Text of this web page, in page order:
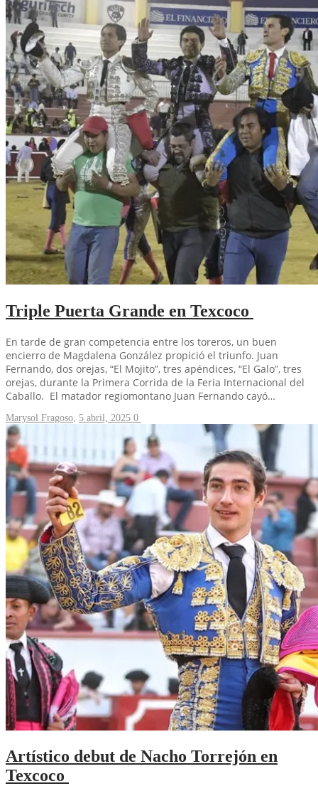
Triple Puerta Grande en Texcoco
En tarde de gran competencia entre los toreros, un buen
encierro de Magdalena González propició el triunfo. Juan
Fernando, dos orejas, “El Mojito”, tres apéndices, “El Galo”, tres
orejas, durante la Primera Corrida de la Feria Internacional del
Caballo. El matador regiomontano Juan Fernando cayó…
Marysol Fragoso 5 abril, 2025 0
Artístico debut de Nacho Torrejón en
Texcoco